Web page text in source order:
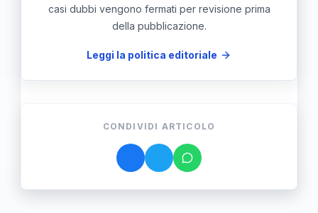
casi dubbi vengono fermati per revisione prima
della pubblicazione.
Leggi la politica editoriale
CONDIVIDI ARTICOLO